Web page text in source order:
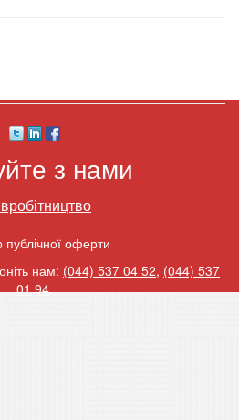
з нами
публічної оферти
нам: (044) 537 04 52, (044) 537
01 94.